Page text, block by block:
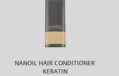
NANOIL HAIR CONDITIONER
KERATIN